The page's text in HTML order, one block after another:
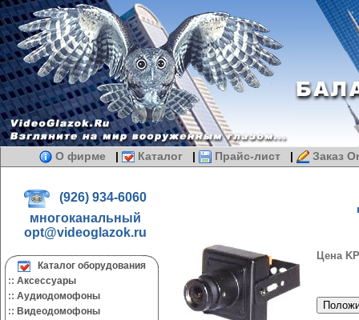
О фирме | Каталог | Прайс-лист | Заказ
(926) 934-6060
многоканальный
opt@videoglazok.ru
Каталог оборудования
:: Аксессуары
:: Аудиодомофоны
:: Видеодомофоны
Цена